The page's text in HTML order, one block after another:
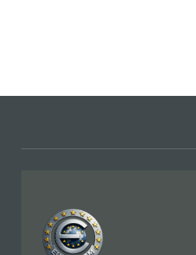
Design
Contact